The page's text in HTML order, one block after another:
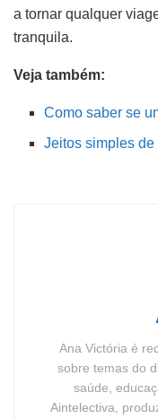
a tornar qualquer
tranquila.
Veja também:
Como saber se
Jeitos simples
Ana Victória é
sobre temas do
saúde,
Aintelectiva,